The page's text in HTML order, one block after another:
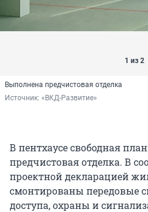
1 из 2
Выполнена предчистовая отделка
Источник: «ВКД-Развитие»
В пентхаусе свободная
предчистовая отделка. В
проектной декларацией
смонтированы передовые
доступа, охраны и